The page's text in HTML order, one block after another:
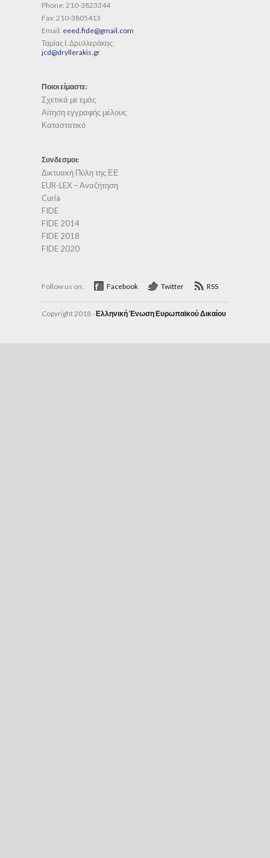
Phone: 210-3823344
Fax: 210-3805413
Email: eeed.fide@gmail.com
Ταμίας Ι. Δρυλλεράκης:
jcd@dryllerakis.gr
Ποιοι είμαστε:
Σχετικά με εμάς
Αίτηση εγγραφής μέλους
Καταστατικό
Συνδεσμοι:
Δικτυακή Πύλη της ΕΕ
EUR-LEX – Αναζήτηση
Curia
FIDE
FIDE 2014
FIDE 2018
FIDE 2020
Follow us on: Facebook Twitter RSS
Copyright 2018 -Ελληνική Ένωση Ευρωπαϊκού Δικαίου